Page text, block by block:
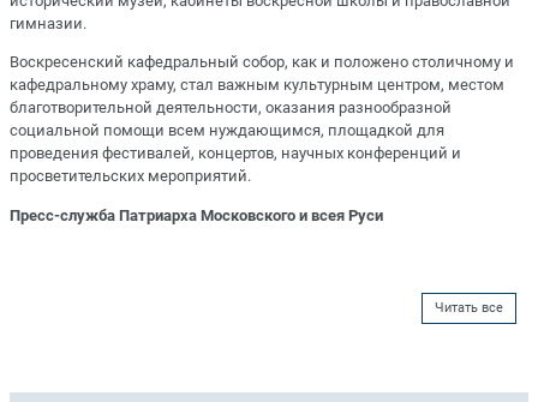
гимназии.
Воскресенский кафедральный собор, как и положено столичному и
кафедральному храму, стал важным культурным центром, местом
благотворительной деятельности, оказания разнообразной
социальной помощи всем нуждающимся, площадкой для
проведения фестивалей, концертов, научных конференций и
просветительских мероприятий.
Пресс-служба Патриарха Московского и всея Руси
Читать все